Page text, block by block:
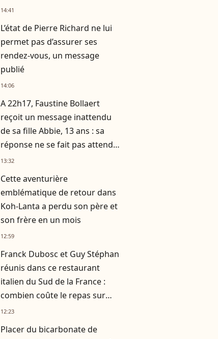
semble important de
14:41
L’état de Pierre Richard ne lui
permet pas d’assurer ses
rendez-vous, un message
publié
14:06
A 22h17, Faustine Bollaert
reçoit un message inattendu
de sa fille Abbie, 13 ans : sa
réponse ne se fait pas attendre
!13:32
Cette aventurière
emblématique de retour dans
Koh-Lanta a perdu son père et
son frère en un mois
12:59
Franck Dubosc et Guy Stéphan
réunis dans ce restaurant
italien du Sud de la France :
combien coûte le repas sur
place ?
12:23
Placer du bicarbonate de